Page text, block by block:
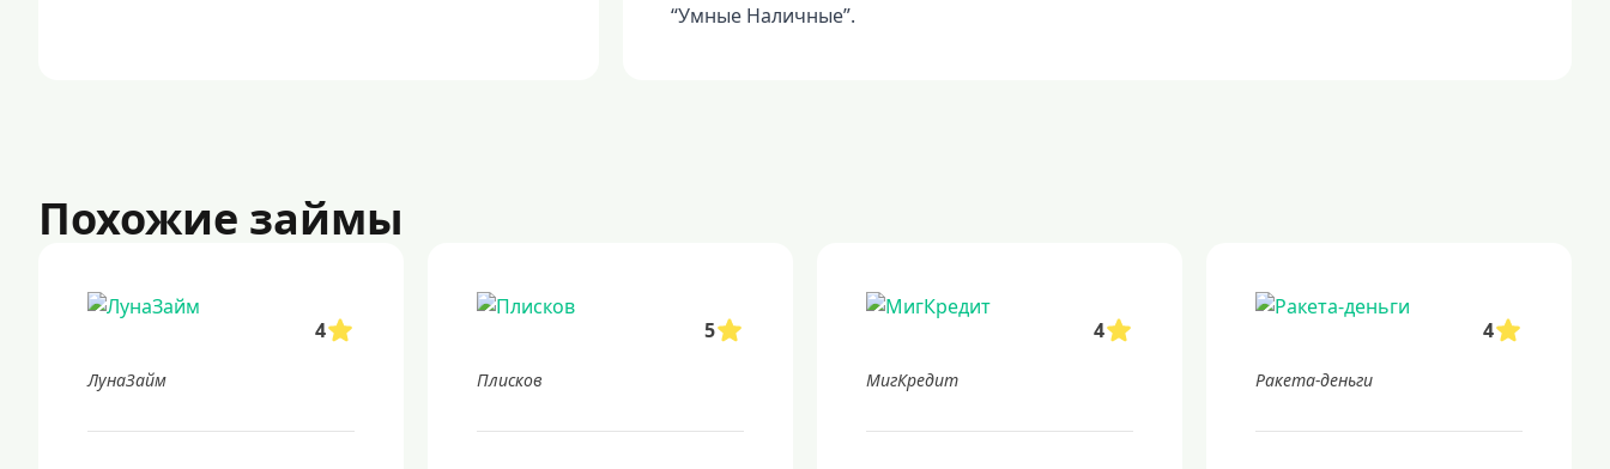
“Умные Наличные”.
Похожие займы
4
ЛунаЗайм
5
Плисков
4
МигКредит
4
Ракета-деньги